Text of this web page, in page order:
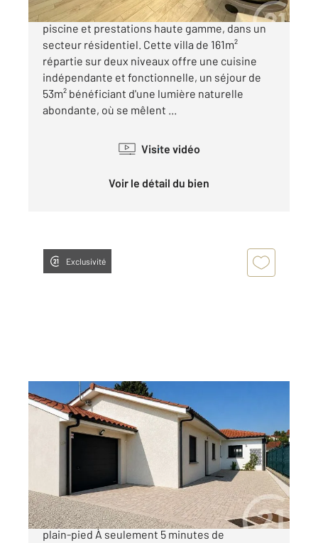
SaintMauricedeGourdans, villa récente avec
piscine et prestations haute gamme, dans un
secteur résidentiel. Cette villa de 161m²
répartie sur deux niveaux offre une cuisine
indépendante et fonctionnelle, un séjour de
53m² bénéficiant d'une lumière naturelle
abondante, où se mêlent ...
Visite vidéo
Voir le détail du bien
Exclusivité
RIGNIEUX LE FRANC 01
109 m2, 5 pièces
Ref : 5549
387 000 €
Exclusivité à Rignieux-le-Franc Villa T4 de
plain-pied À seulement 5 minutes de